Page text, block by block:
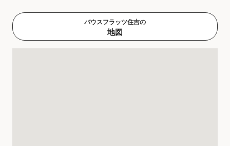
バウスフラッツ住吉の
地図